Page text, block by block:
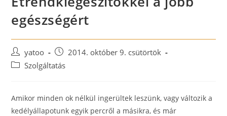
egészségért
Post
author:
yatoo
Post
published:
2014. október 9. csütörtök
PostSzolgáltatás
Amikor minden ok nélkül ingerültek leszünk, vagy változik a
kedélyállapotunk egyik percről a másikra, és már